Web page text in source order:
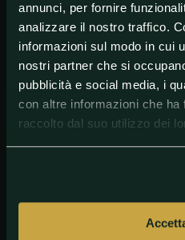
annunci, per fornire
analizzare il nostro traffico.
informazioni sul modo in cui
nostri partner che si
pubblicità e social media, i
con altre informazioni che ha
raccolto dal suo utilizzo dei
EVERTON-
Kean (E), 47' pt Solanke,
LEICESTER-MANCHESTER
Fernandes, 98' Lingard]
MANCHESTER CITY-
46' pt De Bruyne, 80'
SOUTHAMPTON-
Lundstram (SHE), 50' e 71'